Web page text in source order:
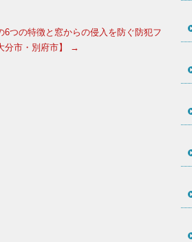
6つの特徴と窓からの侵入を防ぐ防犯フ
分市・別府市】
→